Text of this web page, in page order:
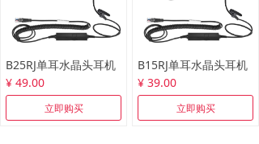
B25RJ单耳水晶头耳机
¥ 49.00
立即购买
B15RJ单耳水晶头耳机
¥ 39.00
立即购买